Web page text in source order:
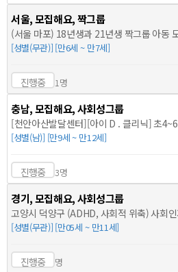
서울, 모집해요, 짝그룹
(서울 마포) 18년생과 21년생 짝그룹 아동
[성별(무관)] [만6세 ~ 만7세]
진행중 1명
충남, 모집해요, 사회성그룹
[천안아산발달센터][아이 D . 클리닉] 초
[성별(남)] [만9세 ~ 만12세]
진행중 3명
경기, 모집해요, 사회성그룹
고양시 덕양구 (ADHD, 사회적 위축) 사회
[성별(무관)] [만05세 ~ 만11세]
진행중 명